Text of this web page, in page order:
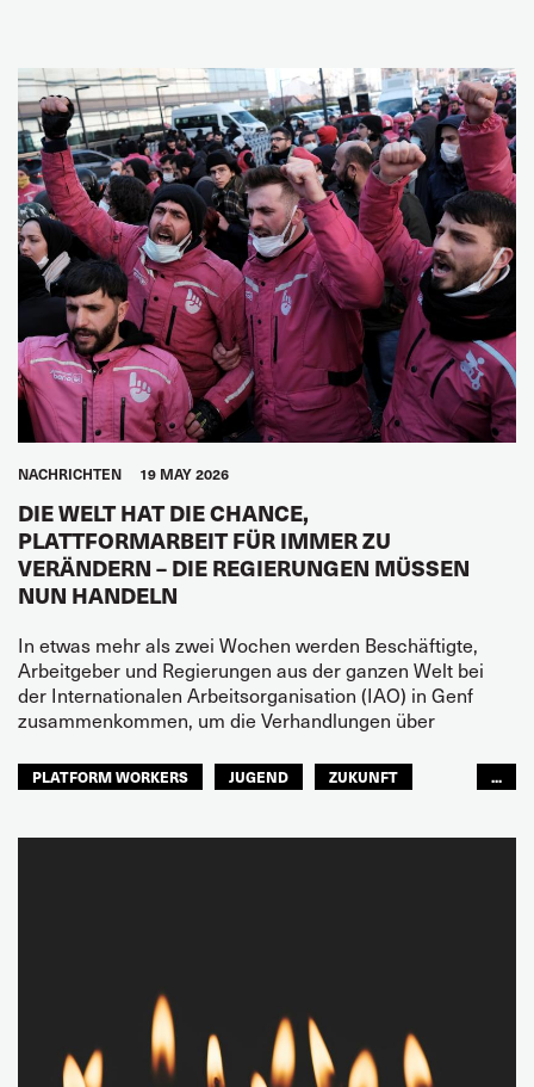
NACHRICHTEN 19 MAY 2026
DIE WELT HAT DIE CHANCE,
PLATTFORMARBEIT FÜR IMMER ZU
VERÄNDERN – DIE REGIERUNGEN MÜSSEN
NUN HANDELN
In etwas mehr als zwei Wochen werden Beschäftigte,
Arbeitgeber und Regierungen aus der ganzen Welt bei
der Internationalen Arbeitsorganisation (IAO) in Genf
zusammenkommen, um die Verhandlungen über
PLATFORM WORKERS JUGEND
ZUKUNFT
...